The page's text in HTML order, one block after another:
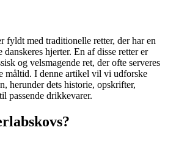
fyldt med traditionelle retter, der har en
hjerter. En af disse retter er
og velsmagende ret, der ofte serveres
måltid. I denne artikel vil vi udforske
herunder dets historie, opskrifter,
passende drikkevarer.